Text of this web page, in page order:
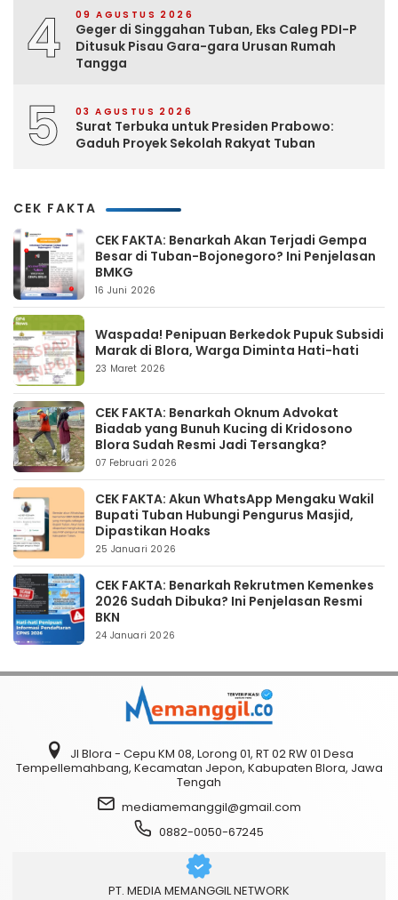
4 09 AGUSTUS 2026
Geger di Singgahan Tuban, Eks Caleg PDI-P
Ditusuk Pisau Gara-gara Urusan Rumah
Tangga
5 03 AGUSTUS 2026
Surat Terbuka untuk Presiden Prabowo:
Gaduh Proyek Sekolah Rakyat Tuban
CEK FAKTA
CEK FAKTA: Benarkah Akan Terjadi Gempa
Besar di Tuban-Bojonegoro? Ini Penjelasan
BMKG
16 Juni 2026
Waspada! Penipuan Berkedok Pupuk Subsidi
Marak di Blora, Warga Diminta Hati-hati
23 Maret 2026
CEK FAKTA: Benarkah Oknum Advokat
Biadab yang Bunuh Kucing di Kridosono
Blora Sudah Resmi Jadi Tersangka?
07 Februari 2026
CEK FAKTA: Akun WhatsApp Mengaku Wakil
Bupati Tuban Hubungi Pengurus Masjid,
Dipastikan Hoaks
25 Januari 2026
CEK FAKTA: Benarkah Rekrutmen Kemenkes
2026 Sudah Dibuka? Ini Penjelasan Resmi
BKN
24 Januari 2026
Jl Blora - Cepu KM 08, Lorong 01, RT 02 RW 01 Desa
Tempellemahbang, Kecamatan Jepon, Kabupaten Blora, Jawa
Tengah
mediamemanggil@gmail.com
0882-0050-67245
PT. MEDIA MEMANGGIL NETWORK